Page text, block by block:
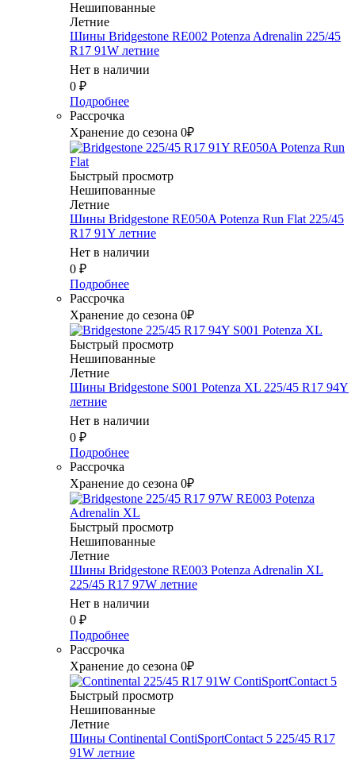
Нешипованные
Летние
Шины Bridgestone RE002 Potenza Adrenalin 225/45
R17 91W летние
Нет в наличии
0 ₽
Подробнее
Рассрочка
Хранение до сезона 0₽
Быстрый просмотр
Нешипованные
Летние
Шины Bridgestone RE050A Potenza Run Flat 225/45
R17 91Y летние
Нет в наличии
0 ₽
Подробнее
Рассрочка
Хранение до сезона 0₽
Быстрый просмотр
Нешипованные
Летние
Шины Bridgestone S001 Potenza XL 225/45 R17 94Y
летние
Нет в наличии
0 ₽
Подробнее
Рассрочка
Хранение до сезона 0₽
Быстрый просмотр
Нешипованные
Летние
Шины Bridgestone RE003 Potenza Adrenalin XL
225/45 R17 97W летние
Нет в наличии
0 ₽
Подробнее
Рассрочка
Хранение до сезона 0₽
Быстрый просмотр
Нешипованные
Летние
Шины Continental ContiSportContact 5 225/45 R17
91W летние